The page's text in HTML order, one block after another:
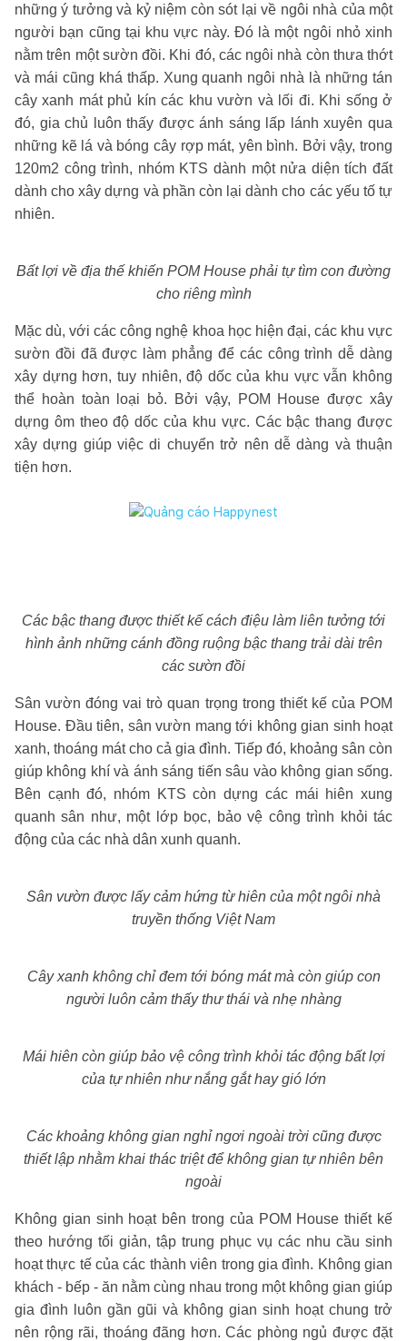
những ý tưởng và kỷ niệm còn sót lại về ngôi nhà của một
người bạn cũng tại khu vực này. Đó là một ngôi nhỏ xinh
nằm trên một sườn đồi. Khi đó, các ngôi nhà còn thưa thớt
và mái cũng khá thấp. Xung quanh ngôi nhà là những tán
cây xanh mát phủ kín các khu vườn và lối đi. Khi sống ở
đó, gia chủ luôn thấy được ánh sáng lấp lánh xuyên qua
những kẽ lá và bóng cây rợp mát, yên bình. Bởi vậy, trong
120m2 công trình, nhóm KTS dành một nửa diện tích đất
dành cho xây dựng và phần còn lại dành cho các yếu tố tự
nhiên.
Bất lợi về địa thế khiến POM House phải tự tìm con đường
cho riêng mình
Mặc dù, với các công nghệ khoa học hiện đại, các khu vực
sườn đồi đã được làm phẳng để các công trình dễ dàng
xây dựng hơn, tuy nhiên, độ dốc của khu vực vẫn không
thể hoàn toàn loại bỏ. Bởi vậy, POM House được xây
dựng ôm theo độ dốc của khu vực. Các bậc thang được
xây dựng giúp việc di chuyển trở nên dễ dàng và thuận
tiện hơn.
Các bậc thang được thiết kế cách điệu làm liên tưởng tới
hình ảnh những cánh đồng ruộng bậc thang trải dài trên
các sườn đồi
Sân vườn đóng vai trò quan trọng trong thiết kế của POM
House. Đầu tiên, sân vườn mang tới không gian sinh hoạt
xanh, thoáng mát cho cả gia đình. Tiếp đó, khoảng sân còn
giúp không khí và ánh sáng tiến sâu vào không gian sống.
Bên cạnh đó, nhóm KTS còn dựng các mái hiên xung
quanh sân như, một lớp bọc, bảo vệ công trình khỏi tác
động của các nhà dân xunh quanh.
Sân vườn được lấy cảm hứng từ hiên của một ngôi nhà
truyền thống Việt Nam
Cây xanh không chỉ đem tới bóng mát mà còn giúp con
người luôn cảm thấy thư thái và nhẹ nhàng
Mái hiên còn giúp bảo vệ công trình khỏi tác động bất lợi
của tự nhiên như nắng gắt hay gió lớn
Các khoảng không gian nghỉ ngơi ngoài trời cũng được
thiết lập nhằm khai thác triệt để không gian tự nhiên bên
ngoài
Không gian sinh hoạt bên trong của POM House thiết kế
theo hướng tối giản, tập trung phục vụ các nhu cầu sinh
hoạt thực tế của các thành viên trong gia đình. Không gian
khách - bếp - ăn nằm cùng nhau trong một không gian giúp
gia đình luôn gần gũi và không gian sinh hoạt chung trở
nên rộng rãi, thoáng đãng hơn. Các phòng ngủ được đặt